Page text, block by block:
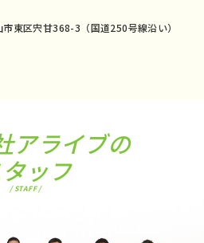
東区宍甘368-3（国道250号線沿い）
アライブの
ッフ
/ STAFF /